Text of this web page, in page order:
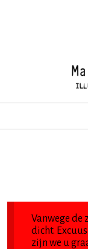
Vanwege
dicht.
zijn we u